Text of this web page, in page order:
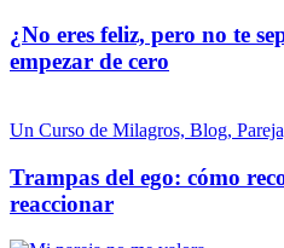
¿No eres feliz, pero no te
empezar de cero
Un Curso de Milagros, Blog,
Trampas del ego: cómo
reaccionar